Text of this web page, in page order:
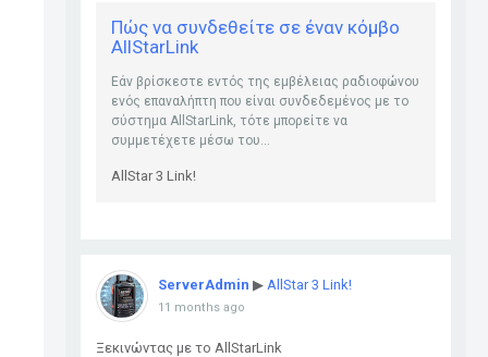
Πώς να συνδεθείτε σε έναν κόμβο
AllStarLink
Εάν βρίσκεστε εντός της εμβέλειας ραδιοφώνου
ενός επαναλήπτη που είναι συνδεδεμένος με το
σύστημα AllStarLink, τότε μπορείτε να
συμμετέχετε μέσω του...
AllStar 3 Link!
ServerAdmin ▶ AllStar 3 Link!
11 months ago
Ξεκινώντας με το AllStarLink